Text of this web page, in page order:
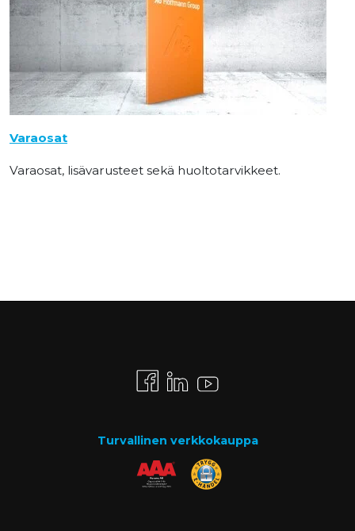
Varaosat
Varaosat, lisävarusteet sekä huoltotarvikkeet.
Turvallinen verkkokauppa